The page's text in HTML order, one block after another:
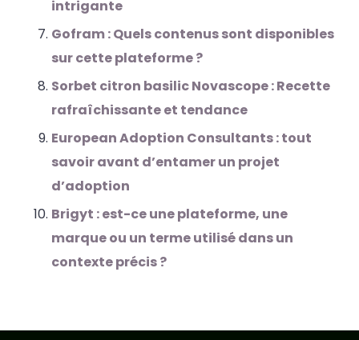
intrigante
Gofram : Quels contenus sont disponibles
sur cette plateforme ?
Sorbet citron basilic Novascope : Recette
rafraîchissante et tendance
European Adoption Consultants : tout
savoir avant d’entamer un projet
d’adoption
Brigyt : est-ce une plateforme, une
marque ou un terme utilisé dans un
contexte précis ?